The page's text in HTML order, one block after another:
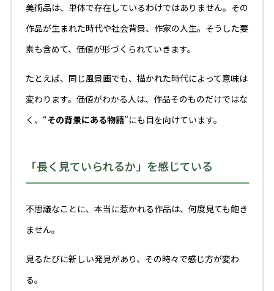
美術品は、単体で存在しているわけではありません。その
作品が生まれた時代や社会背景、作家の人生。そうした要
素も含めて、価値が形づくられていきます。
たとえば、同じ風景画でも、描かれた時代によって意味は
変わります。価値がわかる人は、作品そのものだけではな
く、“その背景にある物語”にも目を向けています。
「長く見ていられるか」を感じている
不思議なことに、本当に惹かれる作品は、何度見ても飽き
ません。
見るたびに新しい発見があり、その時々で感じ方が変わ
る。